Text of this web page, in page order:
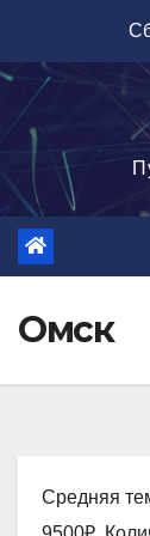
содержимому
Омск
Средняя